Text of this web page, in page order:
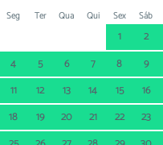
Seg Ter Qua Qui Sex Sáb
1 2
4
5 6 7 8 9
11
12 13 14 15 16
18
19 20 21 22 23